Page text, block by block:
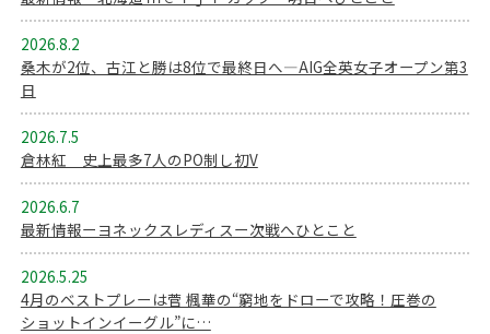
2026.8.2
桑木が2位、古江と勝は8位で最終日へ―AIG全英女子オープン第3
日
2026.7.5
倉林紅 史上最多7人のPO制し初V
2026.6.7
最新情報ーヨネックスレディスー次戦へひとこと
2026.5.25
4月のベストプレーは菅 楓華の“窮地をドローで攻略！圧巻の
ショットインイーグル”に…